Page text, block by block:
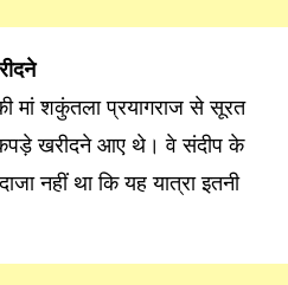
मां शकुंतला प्रयागराज से सूरत
कपड़े खरीदने आए थे। वे संदीप के
नहीं था कि यह यात्रा इतनी